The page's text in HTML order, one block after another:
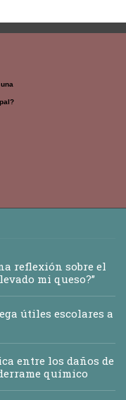
reflexión sobre el
mi queso?”
útiles escolares a
entre los daños de
químico